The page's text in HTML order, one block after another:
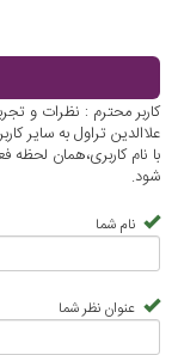
کاربر محترم : نظرات و
علاالدین تراول به سایر
با نام کاربری،همان
شود.
نام شما
عنوان نظر شما